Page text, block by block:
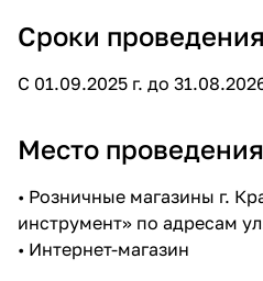
Сроки
С 01.09.2025 г. до
Место
• Розничные магазины г.
инструмент» по адресам
• Интернет-магазин